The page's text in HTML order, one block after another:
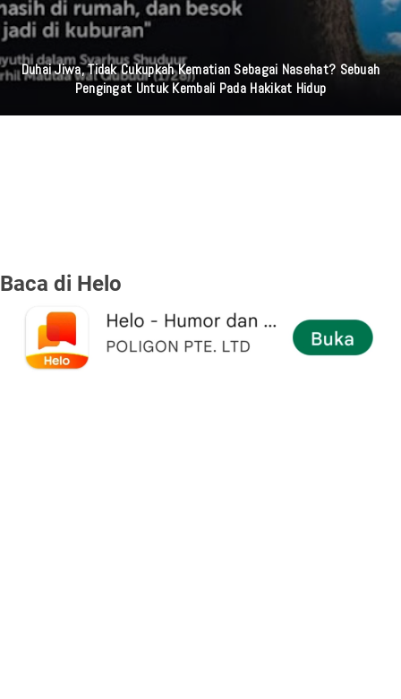
Duhai Jiwa, Tidak Cukupkah Kematian Sebagai Nasehat? Sebuah
Pengingat Untuk Kembali Pada Hakikat Hidup
Baca di Helo